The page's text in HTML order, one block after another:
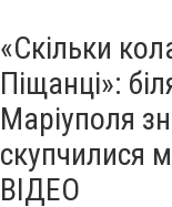
«Скільки
Піщанці»:
Маріуполя
скупчилися
ВІДЕО